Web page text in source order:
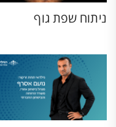
ניתוח שפת גוף